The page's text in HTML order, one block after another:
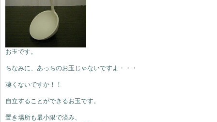
お玉です。
ちなみに、あっちのお玉じゃないですよ・・・
凄くないですか！！
自立することができるお玉です。
置き場所も最小限で済み、